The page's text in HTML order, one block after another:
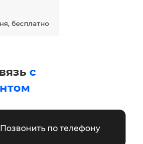
бесплатно
с
Позвонить по телефону